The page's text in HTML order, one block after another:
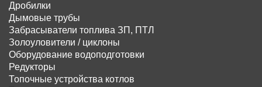
Дробилки
Дымовые трубы
Забрасыватели топлива ЗП, ПТЛ
Золоуловители / циклоны
Оборудование водоподготовки
Редукторы
Топочные устройства котлов